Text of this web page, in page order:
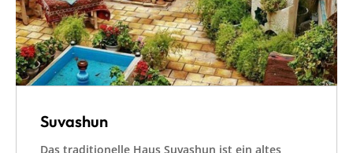
Suvashun
Das traditionelle Haus Suvashun ist ein altes